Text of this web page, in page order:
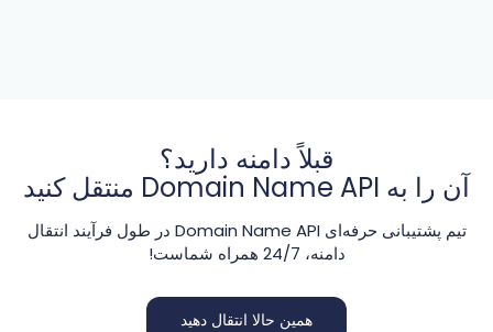
قبلاً دامنه دارید؟
آن را به Domain Name API منتقل کنید
تیم پشتیبانی حرفه‌ای Domain Name API در طول فرآیند انتقال
دامنه، 24/7 همراه شماست!
همین حالا انتقال دهید